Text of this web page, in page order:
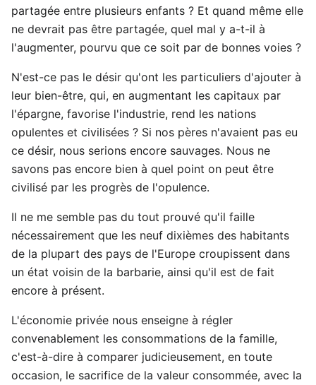
partagée entre plusieurs enfants ? Et quand même elle
ne devrait pas être partagée, quel mal y a-t-il à
l'augmenter, pourvu que ce soit par de bonnes voies ?
N'est-ce pas le désir qu'ont les particuliers d'ajouter à
leur bien-être, qui, en augmentant les capitaux par
l'épargne, favorise l'industrie, rend les nations
opulentes et civilisées ? Si nos pères n'avaient pas eu
ce désir, nous serions encore sauvages. Nous ne
savons pas encore bien à quel point on peut être
civilisé par les progrès de l'opulence.
Il ne me semble pas du tout prouvé qu'il faille
nécessairement que les neuf dixièmes des habitants
de la plupart des pays de l'Europe croupissent dans
un état voisin de la barbarie, ainsi qu'il est de fait
encore à présent.
L'économie privée nous enseigne à régler
convenablement les consommations de la famille,
c'est-à-dire à comparer judicieusement, en toute
occasion, le sacrifice de la valeur consommée, avec la